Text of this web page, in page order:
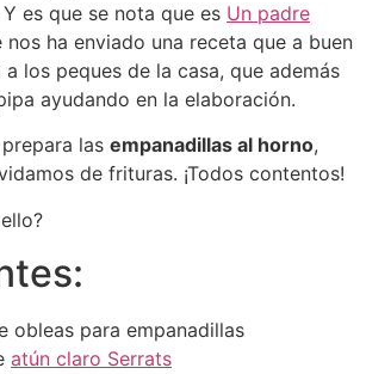
Y es que se nota que es Un padre
nos ha enviado una receta que a buen
los peques de la casa, que además
ayudando en la elaboración.
las empanadillas al horno,
de frituras. ¡Todos contentos!
obleas para empanadillas
atún claro Serrats